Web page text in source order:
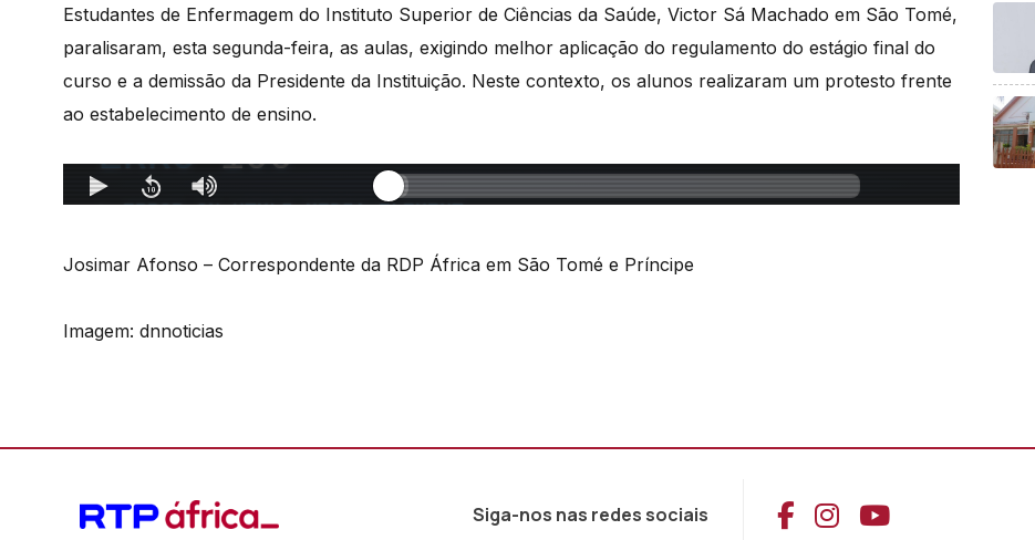
Estudantes de Enfermagem do Instituto Superior de Ciências da Saúde, Victor Sá Machado em São Tomé,
paralisaram, esta segunda-feira, as aulas, exigindo melhor aplicação do regulamento do estágio final do
curso e a demissão da Presidente da Instituição. Neste contexto, os alunos realizaram um protesto frente
ao estabelecimento de ensino.
Josimar Afonso – Correspondente da RDP África em São Tomé e Príncipe
Imagem: dnnoticias
Siga-nos nas redes sociais Aceder ao
Aceder ao
Aceder ao